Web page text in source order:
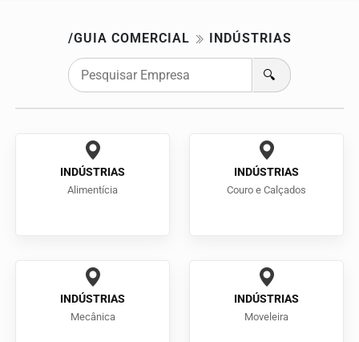
/GUIA COMERCIAL INDÚSTRIAS
🔍
INDÚSTRIAS
Alimentícia
INDÚSTRIAS
Couro e Calçados
INDÚSTRIAS
Mecânica
INDÚSTRIAS
Moveleira